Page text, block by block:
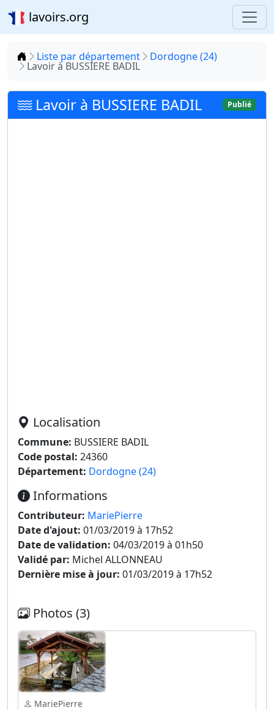
lavoirs.org
Accueil
Liste par département Dordogne (24)
Lavoir à BUSSIERE BADIL
Lavoir à BUSSIERE BADIL Publié
Localisation
Commune: BUSSIERE BADIL
Code postal: 24360
Département: Dordogne (24)
Informations
Contributeur: MariePierre
Date d'ajout: 01/03/2019 à 17h52
Date de validation: 04/03/2019 à 01h50
Validé par: Michel ALLONNEAU
Dernière mise à jour: 01/03/2019 à 17h52
Photos (3)
MariePierre